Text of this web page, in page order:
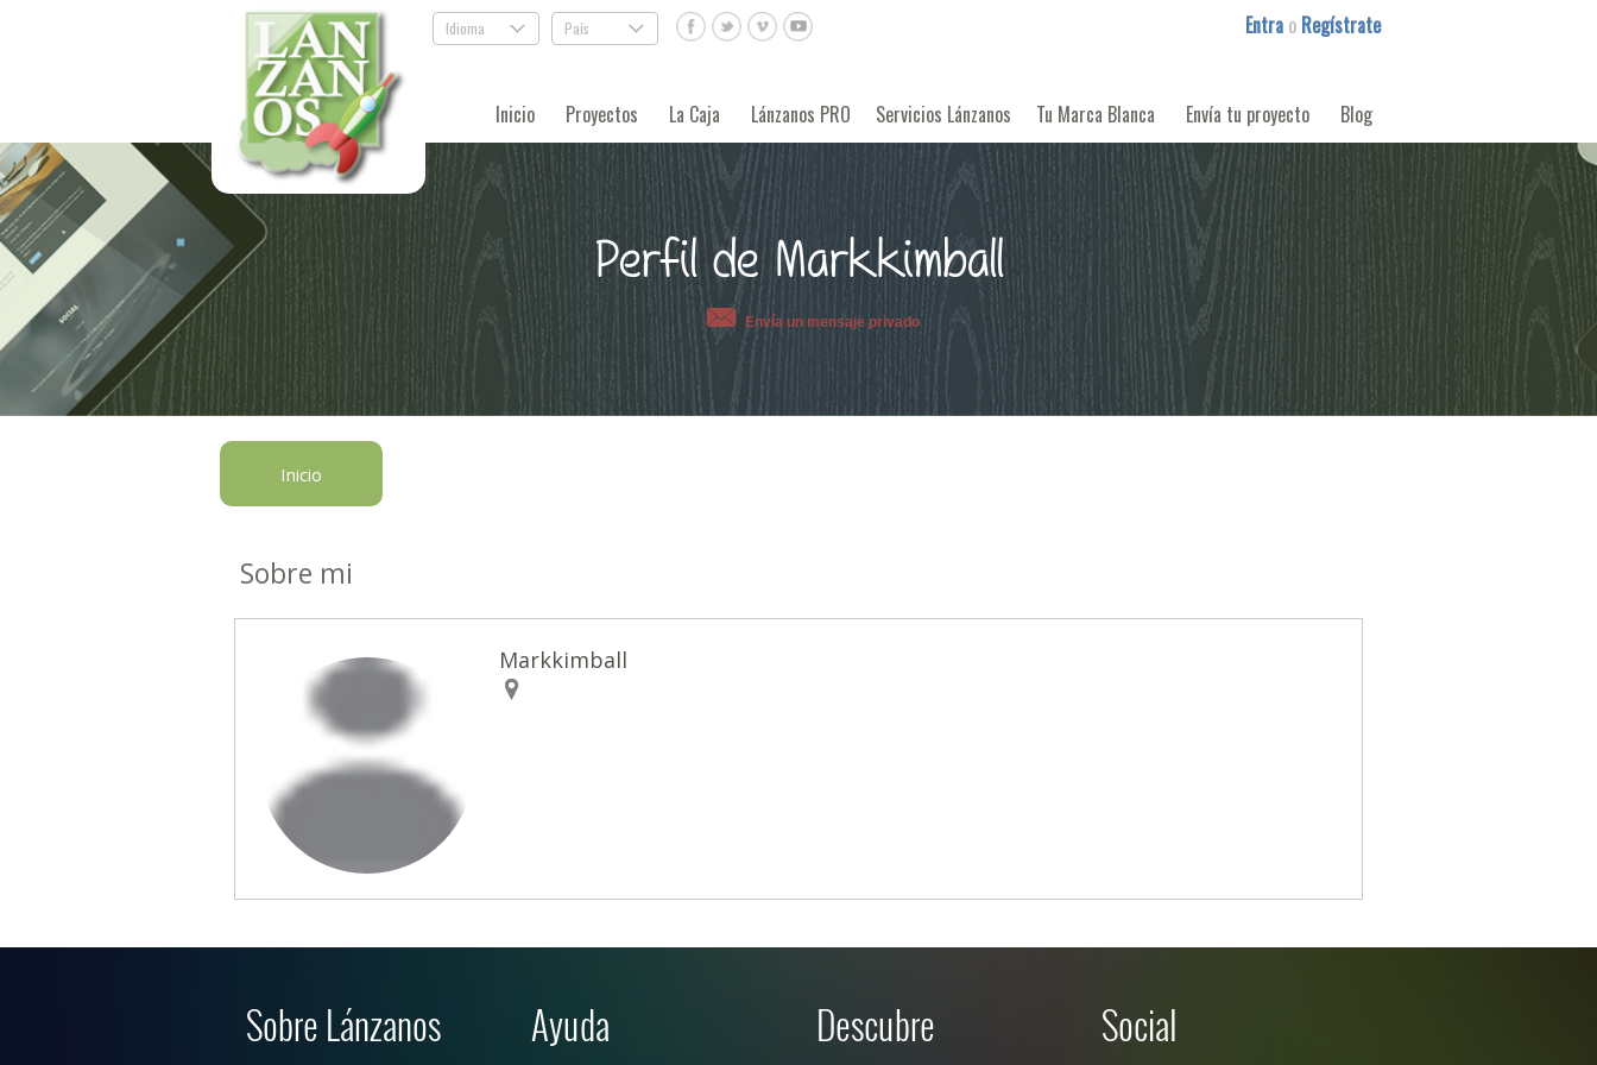
Idioma . País . Entra o Regístrate
Inicio Proyectos La Caja Lánzanos PRO Servicios Lánzanos Tu Marca Blanca Envía tu proyecto Blog
Perfil de Markkimball
Envía un mensaje privado
Inicio
Sobre mi
Markkimball
Sobre Lánzanos Ayuda Descubre Social